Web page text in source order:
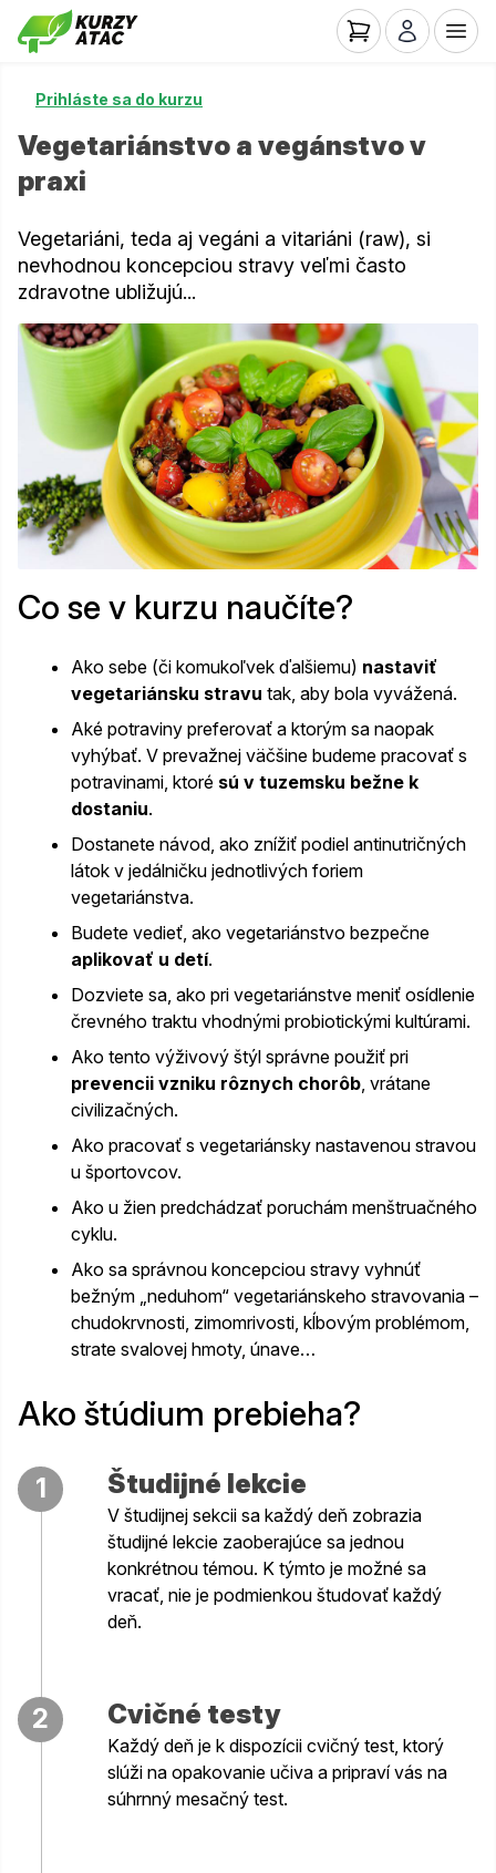
Prihláste sa do kurzu
Vegetariánstvo a vegánstvo v
praxi
Vegetariáni, teda aj vegáni a vitariáni (raw), si
nevhodnou koncepciou stravy veľmi často
zdravotne ubližujú...
Co se v kurzu naučíte?
Ako sebe (či komukoľvek ďalšiemu) nastaviť
vegetariánsku stravu tak, aby bola vyvážená.
Aké potraviny preferovať a ktorým sa naopak
vyhýbať. V prevažnej väčšine budeme pracovať s
potravinami, ktoré sú v tuzemsku bežne k
dostaniu.
Dostanete návod, ako znížiť podiel antinutričných
látok v jedálničku jednotlivých foriem
vegetariánstva.
Budete vedieť, ako vegetariánstvo bezpečne
aplikovať u detí.
Dozviete sa, ako pri vegetariánstve meniť osídlenie
črevného traktu vhodnými probiotickými kultúrami.
Ako tento výživový štýl správne použiť pri
prevencii vzniku rôznych chorôb , vrátane
civilizačných.
Ako pracovať s vegetariánsky nastavenou stravou
u športovcov.
Ako u žien predchádzať poruchám menštruačného
cyklu.
Ako sa správnou koncepciou stravy vyhnúť
bežným „neduhom“ vegetariánskeho stravovania –
chudokrvnosti, zimomrivosti, kĺbovým problémom,
strate svalovej hmoty, únave…
Ako štúdium prebieha?
1 Študijné lekcie
V študijnej sekcii sa každý deň zobrazia
študijné lekcie zaoberajúce sa jednou
konkrétnou témou. K týmto je možné sa
vracať, nie je podmienkou študovať každý
deň.
2 Cvičné testy
Každý deň je k dispozícii cvičný test, ktorý
slúži na opakovanie učiva a pripraví vás na
súhrnný mesačný test.